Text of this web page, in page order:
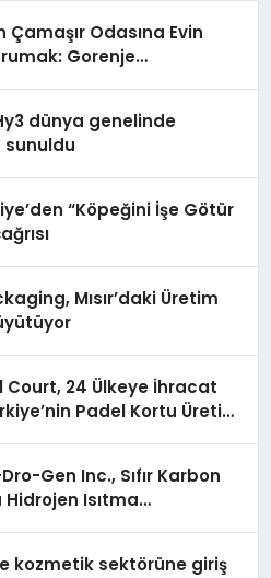
Odasına Evin
Gorenje
dünya genelinde
sunuldu
“Köpeğini İşe Götür
Mısır’daki Üretim
Court, 24 Ülkeye İhracat
Padel Kortu Üretim
Gen Inc., Sıfır Karbon
Hidrojen Isıtma
kozmetik sektörüne giriş